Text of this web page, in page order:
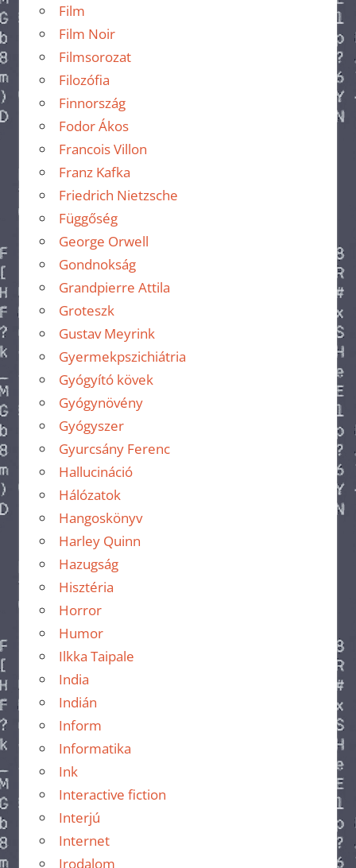
Film
Film Noir
Filmsorozat
Filozófia
Finnország
Fodor Ákos
Francois Villon
Franz Kafka
Friedrich Nietzsche
Függőség
George Orwell
Gondnokság
Grandpierre Attila
Groteszk
Gustav Meyrink
Gyermekpszichiátria
Gyógyító kövek
Gyógynövény
Gyógyszer
Gyurcsány Ferenc
Hallucináció
Hálózatok
Hangoskönyv
Harley Quinn
Hazugság
Hisztéria
Horror
Humor
Ilkka Taipale
India
Indián
Inform
Informatika
Ink
Interactive fiction
Interjú
Internet
Irodalom